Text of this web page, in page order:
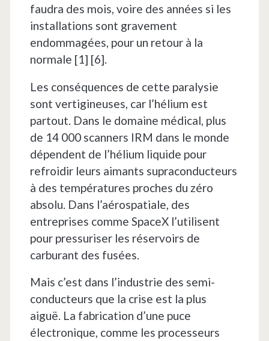
faudra des mois, voire des années si les
installations sont gravement
endommagées, pour un retour à la
normale [1] [6].
Les conséquences de cette paralysie
sont vertigineuses, car l’hélium est
partout. Dans le domaine médical, plus
de 14 000 scanners IRM dans le monde
dépendent de l’hélium liquide pour
refroidir leurs aimants supraconducteurs
à des températures proches du zéro
absolu. Dans l’aérospatiale, des
entreprises comme SpaceX l’utilisent
pour pressuriser les réservoirs de
carburant des fusées.
Mais c’est dans l’industrie des semi-
conducteurs que la crise est la plus
aiguë. La fabrication d’une puce
électronique, comme les processeurs